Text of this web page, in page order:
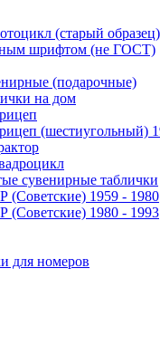
(старый образец)
шрифтом (не ГОСТ)
(подарочные)
на дом
(шестиугольный)
сувенирные таблички
(Советские) 1959 - 1980
(Советские) 1980 - 1993
для номеров